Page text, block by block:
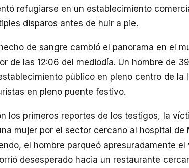
refugiarse en un establecimiento
disparos antes de huir a pie.
de sangre cambió el panorama en el
de las 12:06 del mediodía. Un hombre de
público en pleno centro de la
en pleno puente festivo.
los primeros reportes de los testigos, la
mujer por el sector cercano al hospital
el hombre parqueó apresuradamente
desesperado hacia un restaurante